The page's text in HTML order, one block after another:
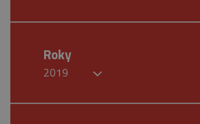
Roky
2019